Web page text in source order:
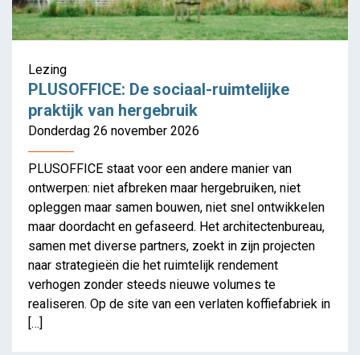
ALTSTADT
Lezing
PLUSOFFICE: De sociaal-ruimtelijke
praktijk van hergebruik
Donderdag 26 november 2026
PLUSOFFICE staat voor een andere manier van
ontwerpen: niet afbreken maar hergebruiken, niet
opleggen maar samen bouwen, niet snel ontwikkelen
maar doordacht en gefaseerd. Het architectenbureau,
samen met diverse partners, zoekt in zijn projecten
naar strategieën die het ruimtelijk rendement
verhogen zonder steeds nieuwe volumes te
realiseren. Op de site van een verlaten koffiefabriek in
[…]